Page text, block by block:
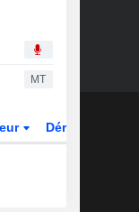
MT
Dérivés